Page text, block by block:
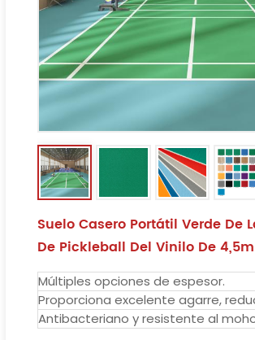
Suelo Casero Portátil Verde De
De Pickleball Del Vinilo De
Múltiples opciones de espesor.
Proporciona excelente agarre,
Antibacteriano y resistente al